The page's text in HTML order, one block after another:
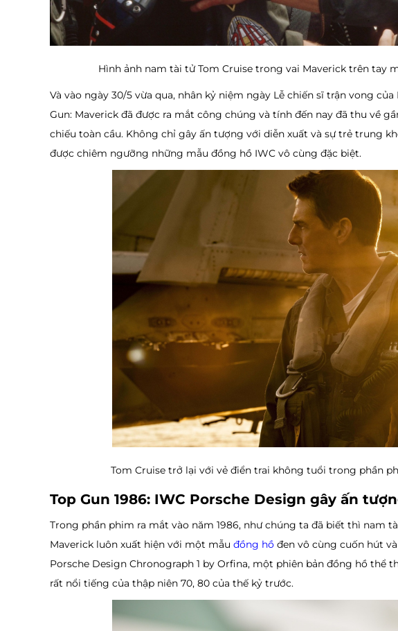
Hình ảnh nam tài tử Tom Cruise trong vai Maverick trên tay
Và vào ngày 30/5 vừa qua, nhân kỷ niệm ngày Lễ chiến sĩ trận vong
Gun: Maverick đã được ra mắt công chúng và tính đến nay đã thu về
chiếu toàn cầu. Không chỉ gây ấn tượng với diễn xuất và sự trẻ trung
được chiêm ngưỡng những mẫu đồng hồ IWC vô cùng đặc biệt.
Tom Cruise trở lại với vẻ điển trai không tuổi trong phần
Top Gun 1986: IWC Porsche Design gây ấn
Trong phần phim ra mắt vào năm 1986, như chúng ta đã biết thì nam
Maverick luôn xuất hiện với một mẫu đồng hồ đen vô cùng cuốn hút
Porsche Design Chronograph 1 by Orfina, một phiên bản đồng hồ thể
rất nổi tiếng của thập niên 70, 80 của thế kỷ trước.